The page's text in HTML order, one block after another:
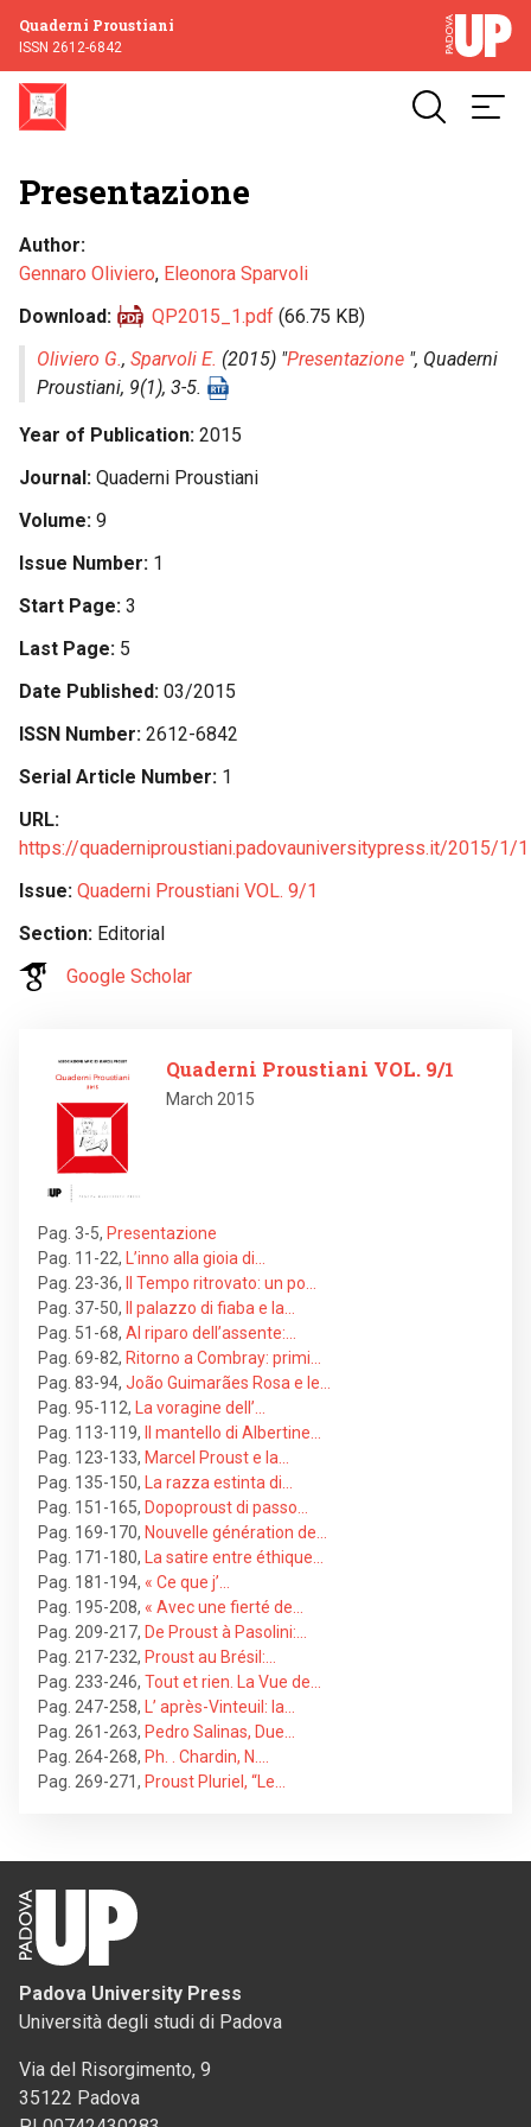
Quaderni Proustiani
ISSN 2612-6842
Presentazione
Author
Gennaro Oliviero, Eleonora Sparvoli
Download
QP2015_1.pdf (66.75 KB)
Oliviero G., Sparvoli E. (2015) "Presentazione ", Quaderni
Proustiani, 9(1), 3-5.
Year of Publication 2015
Journal Quaderni Proustiani
Volume 9
Issue Number 1
Start Page 3
Last Page 5
Date Published 03/2015
ISSN Number 2612-6842
Serial Article Number 1
URL
https://quaderniproustiani.padovauniversitypress.it/2015/1/1
Issue Quaderni Proustiani VOL. 9/1
Section Editorial
Google Scholar
Image
Quaderni Proustiani VOL. 9/1
March 2015
Pag. 3-5, Presentazione
Pag. 11-22,
L’inno alla gioia di…
Pag. 23-36,
Il Tempo ritrovato: un po…
Pag. 37-50,
Il palazzo di fiaba e la…
Pag. 51-68, Al riparo dell’assente:…
Pag. 69-82, Ritorno a Combray: primi…
Pag. 83-94, João Guimarães Rosa e le…
Pag. 95-112,
La voragine dell’…
Pag. 113-119,
Il mantello di Albertine…
Pag. 123-133, Marcel Proust e la…
Pag. 135-150,
La razza estinta di…
Pag. 151-165, Dopoproust di passo…
Pag. 169-170, Nouvelle génération de…
Pag. 171-180,
La satire entre éthique…
Pag. 181-194, « Ce que j’…
Pag. 195-208, « Avec une fierté de…
Pag. 209-217, De Proust à Pasolini:…
Pag. 217-232, Proust au Brésil:…
Pag. 233-246, Tout et rien. La Vue de…
Pag. 247-258,
L’ après-Vinteuil: la…
Pag. 261-263, Pedro Salinas, Due…
Pag. 264-268, Ph. . Chardin, N.…
Pag. 269-271, Proust Pluriel, “Le…
Padova University Press
Università degli studi di Padova
Via del Risorgimento, 9
35122 Padova